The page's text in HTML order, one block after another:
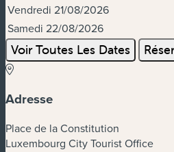
Vendredi 21/08/2026
Samedi 22/08/2026
Voir Toutes Les Dates
Adresse
Place de la Constitution
Luxembourg City Tourist Office